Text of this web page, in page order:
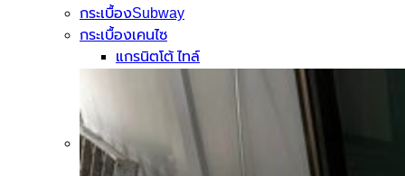
กระเบื้องSubway
กระเบื้องเคนไซ
แกรนิตโต้ ไทล์
เอ็กซ์ทรูดไทล์
ฟลอเรนซ์ ไทล์
กระเบื้องสระว่ายน้ำ KENZAI
อเมซอน